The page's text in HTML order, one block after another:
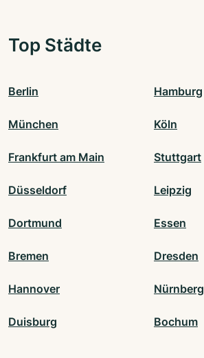
Top Städte
Berlin Hamburg
München Köln
Frankfurt am Main Stuttgart
Düsseldorf Leipzig
Dortmund Essen
Bremen Dresden
Hannover Nürnberg
Duisburg Bochum